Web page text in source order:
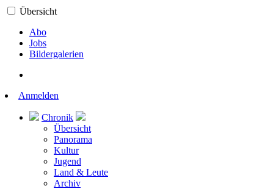
Übersicht
Abo
Jobs
Bildergalerien
Anmelden
Chronik
Übersicht
Panorama
Kultur
Jugend
Land & Leute
Archiv